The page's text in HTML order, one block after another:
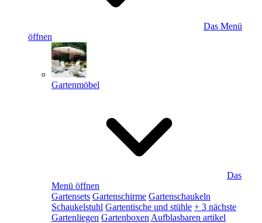
Das Menü
öffnen
Gartenmöbel
Das
Menü öffnen
Gartensets Gartenschirme Gartenschaukeln
Schaukelstuhl Gartentische und stühle + 3 nächste
Gartenliegen Gartenboxen Aufblasbaren artikel